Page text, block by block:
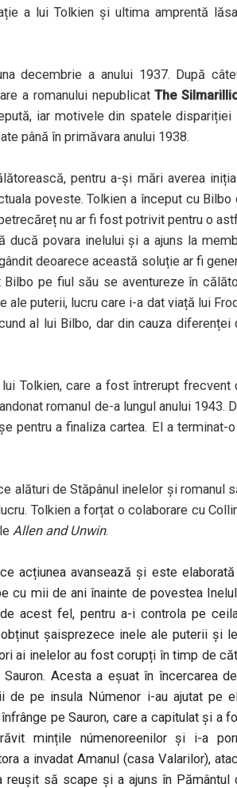
a lui Tolkien și ultima amprentă
decembrie a anului 1937. După
a romanului nepublicatThe
iar motivele din spatele dispariției
până în primăvara anului 1938.
pentru a-și mări averea
poveste. Tolkien a început cu Bilbo
nu ar fi fost potrivit pentru o
ducă povara inelului și a ajuns la
deoarece această soluție ar fi
pe fiul său se aventureze în
puterii, lucru care i-a dat viață lui
al lui Bilbo, dar din cauza diferenței
Tolkien, care a fost întrerupt frecvent
romanul de-a lungul anului 1943.
pentru a finaliza cartea. El a terminat-
alături de Stăpânul inelelor și romanul
Tolkien a forțat o colaborare cu
Allen and Unwin.
acțiunea avansează și este
cu mii de ani înainte de povestea
acest fel, pentru a-i controla pe
șaisprezece inele ale puterii și
ai inelelor au fost corupți în timp de
Acesta a eșuat în încercarea
de pe insula Númenor i-au ajutat pe
pe Sauron, care a capitulat și a
mințile númenoreenilor și i-a
a invadat Amanul (casa Valarilor),
reușit să scape și a ajuns în Pământul